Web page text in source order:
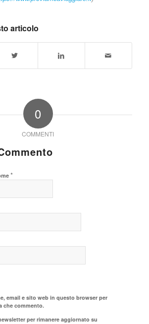
articolo
0
COMMENTI
*
email e sito web in questo browser per
che commento.
per rimanere aggiornato su